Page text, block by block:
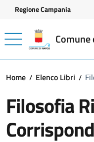
Vai ai contenuti
Vai al footer
Regione Campania
Home Elenco Libri
Filosofia